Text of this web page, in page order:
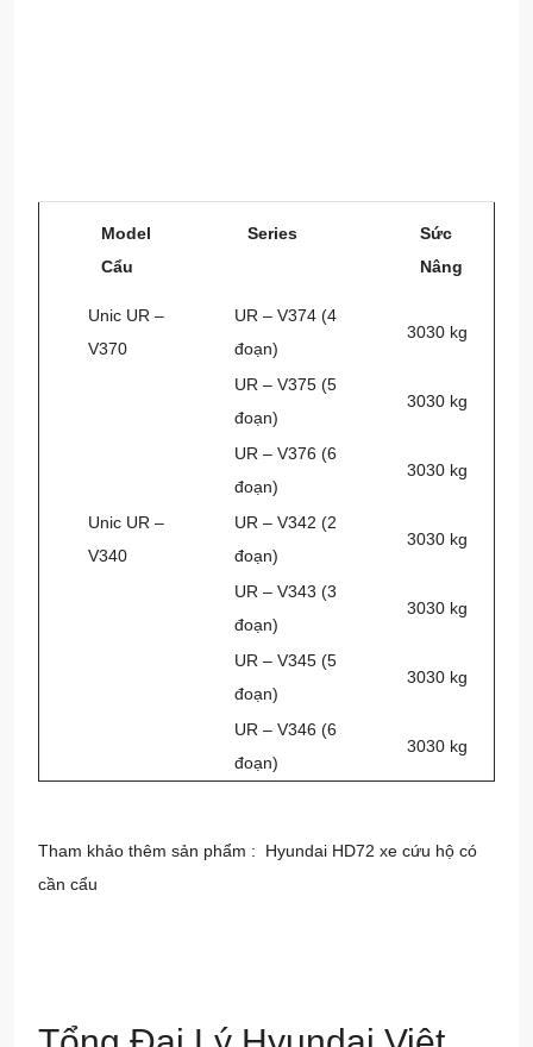
Model
Cẩu
Series
Sức
Nâng
Unic UR –
V370
UR – V374 (4
đoạn)
3030 kg
UR – V375 (5
đoạn)
3030 kg
UR – V376 (6
đoạn)
3030 kg
Unic UR –
V340
UR – V342 (2
đoạn)
3030 kg
UR – V343 (3
đoạn)
3030 kg
UR – V345 (5
đoạn)
3030 kg
UR – V346 (6
đoạn)
3030 kg
Tham khảo thêm sản phẩm : Hyundai HD72 xe cứu hộ có
cần cẩu